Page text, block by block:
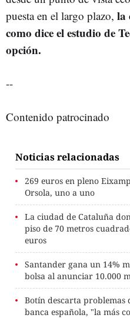
puesta en el largo plazo, la
como dice el estudio de
opción.
--
Contenido patrocinado
Noticias relacionadas
269 euros en pleno
Orsola, uno a uno
La ciudad de Cataluña
piso de 70 metros
euros
Santander gana un 14%
bolsa al anunciar 10.000
Botín descarta problemas
banca española, "la más